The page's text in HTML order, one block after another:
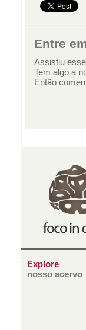
Entre
Assistiu
Tem algo a
Então
Explore
nosso acervo